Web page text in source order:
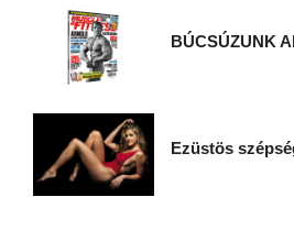
BÚCSÚZUNK
Ezüstös